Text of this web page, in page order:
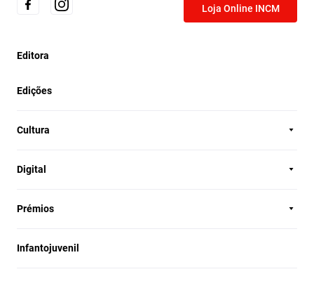
Loja Online INCM
Editora
Edições
Cultura
Digital
Prémios
Infantojuvenil